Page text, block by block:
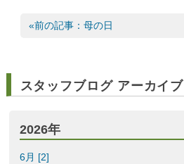
«前の記事：母の日
スタッフブログ アーカイブ
2026年
6月 [2]